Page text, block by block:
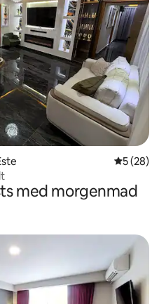
5 ud af 5 i
5 (28)
med morgenmad